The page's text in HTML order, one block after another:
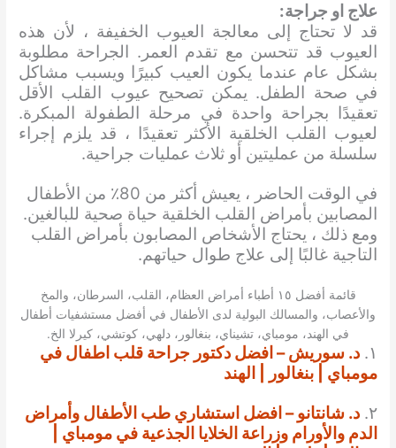
علاج او جراجة:
قد لا تحتاج إلى معالجة العيوب الخفيفة ، لأن هذه
العيوب قد تتحسن مع تقدم العمر. الجراحة مطلوبة
بشكل عام عندما يكون العيب كبيرًا ويسبب مشاكل
في صحة الطفل. يمكن تصحيح عيوب القلب الأقل
تعقيدًا بجراحة واحدة في مرحلة الطفولة المبكرة.
لعيوب القلب الخلقية الأكثر تعقيدًا ، قد يلزم إجراء
سلسلة من عمليتين أو ثلاث عمليات جراحية.
في الوقت الحاضر ، يعيش أكثر من 80٪ من الأطفال
المصابين بأمراض القلب الخلقية حياة صحية للبالغين.
ومع ذلك ، يحتاج الأشخاص المصابون بأمراض القلب
التاجية غالبًا إلى علاج طوال حياتهم.
قائمة أفضل ١٥ أطباء أمراض العظام، القلب، السرطان، والمخ
والأعصاب، والمسالك البولية لدى الأطفال في أفضل مستشفيات أطفال
في الهند، مومباي، تشيناي، بنغالور، دلهي، كوتشي، كيرلا الخ.
١. د. سوريش – افضل دكتور جراحة قلب اطفال في
مومباي | بنغالور | الهند
٢. د. شانتانو – افضل استشاري طب الأطفال وأمراض
الدم والأورام وزراعة الخلايا الجذعية في مومباي |